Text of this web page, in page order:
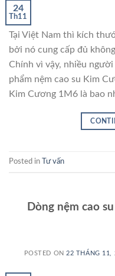
24
Th11
Tại Việt Nam thì kích
bởi nó cung cấp đủ
Chính vì vậy, nhiều
phẩm nệm cao su Kim
Kim Cương 1M6 là bao
Posted in Tư vấn
Dòng nệm cao
POSTED ON22 THÁNG 11,